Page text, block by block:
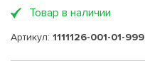
Товар в наличии
Артикул: 1111126-001-01-999